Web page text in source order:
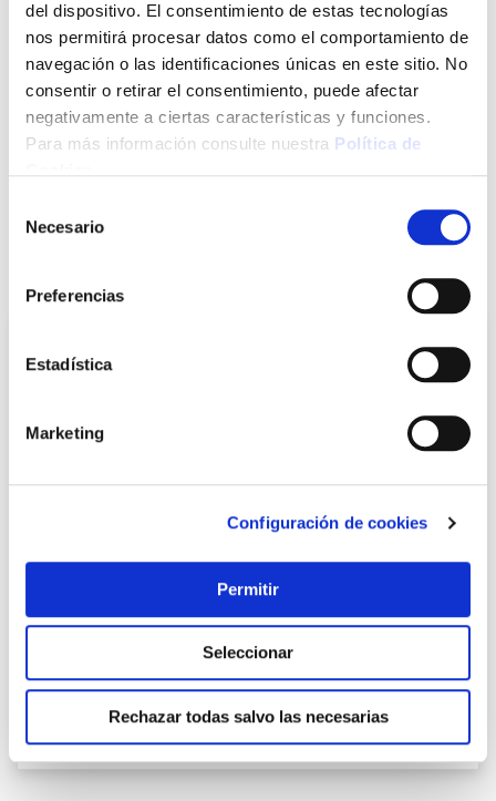
del dispositivo. El consentimiento de estas tecnologías
nos permitirá procesar datos como el comportamiento de
navegación o las identificaciones únicas en este sitio. No
consentir o retirar el consentimiento, puede afectar
negativamente a ciertas características y funciones.
Para más información consulte nuestra Política de
Necesario
Preferencias
Estadística
Marketing
Configuración de cookies
Permitir
Seleccionar
Rechazar todas salvo las necesarias
Click&Collect - Recogida gratis
en nuestras tiendas
Envío a domicilio:
5 días hábiles
+ INFO
Sarten premiere set 3 uds 20-24-26 cm induccion tefal
Non
53,49 €